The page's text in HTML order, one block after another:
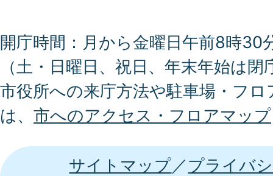
開庁時間：月から金曜日午前8時30
（土・日曜日、祝日、年末年始は閉
市役所への来庁方法や駐車場・フ
は、 市へのアクセス・フロアマップ
サイトマップ
プライバ